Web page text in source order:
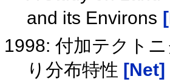
and its Environs
1998: 付加テクト
り分布特性 [Net]